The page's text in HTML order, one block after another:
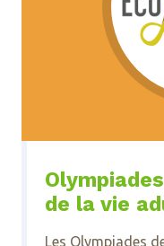
de la vie
Les Olympiades